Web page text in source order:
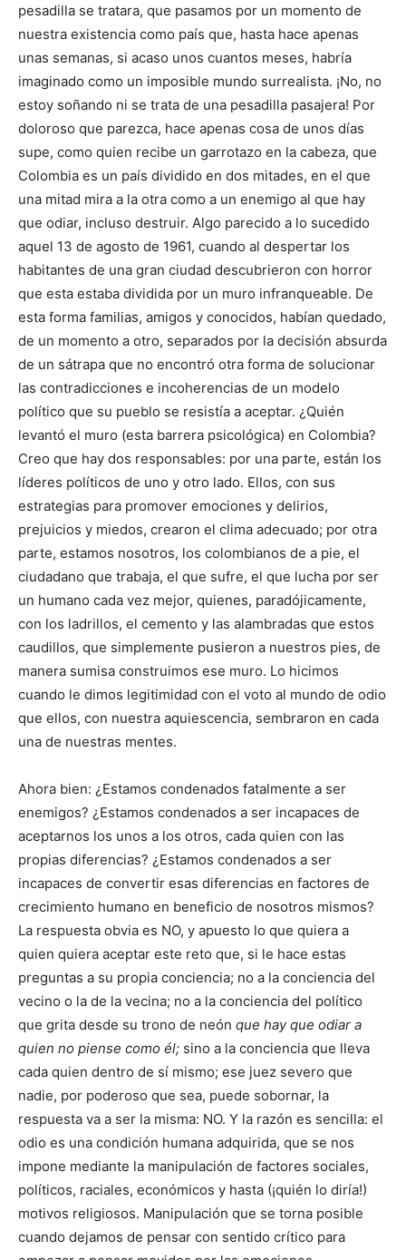
pesadilla se tratara, que pasamos por un momento de
nuestra existencia como país que, hasta hace apenas
unas semanas, si acaso unos cuantos meses, habría
imaginado como un imposible mundo surrealista. ¡No, no
estoy soñando ni se trata de una pesadilla pasajera! Por
doloroso que parezca, hace apenas cosa de unos días
supe, como quien recibe un garrotazo en la cabeza, que
Colombia es un país dividido en dos mitades, en el que
una mitad mira a la otra como a un enemigo al que hay
que odiar, incluso destruir. Algo parecido a lo sucedido
aquel 13 de agosto de 1961, cuando al despertar los
habitantes de una gran ciudad descubrieron con horror
que esta estaba dividida por un muro infranqueable. De
esta forma familias, amigos y conocidos, habían quedado,
de un momento a otro, separados por la decisión absurda
de un sátrapa que no encontró otra forma de solucionar
las contradicciones e incoherencias de un modelo
político que su pueblo se resistía a aceptar. ¿Quién
levantó el muro (esta barrera psicológica) en Colombia?
Creo que hay dos responsables: por una parte, están los
líderes políticos de uno y otro lado. Ellos, con sus
estrategias para promover emociones y delirios,
prejuicios y miedos, crearon el clima adecuado; por otra
parte, estamos nosotros, los colombianos de a pie, el
ciudadano que trabaja, el que sufre, el que lucha por ser
un humano cada vez mejor, quienes, paradójicamente,
con los ladrillos, el cemento y las alambradas que estos
caudillos, que simplemente pusieron a nuestros pies, de
manera sumisa construimos ese muro. Lo hicimos
cuando le dimos legitimidad con el voto al mundo de odio
que ellos, con nuestra aquiescencia, sembraron en cada
una de nuestras mentes.
Ahora bien: ¿Estamos condenados fatalmente a ser
enemigos? ¿Estamos condenados a ser incapaces de
aceptarnos los unos a los otros, cada quien con las
propias diferencias? ¿Estamos condenados a ser
incapaces de convertir esas diferencias en factores de
crecimiento humano en beneficio de nosotros mismos?
La respuesta obvia es NO, y apuesto lo que quiera a
quien quiera aceptar este reto que, si le hace estas
preguntas a su propia conciencia; no a la conciencia del
vecino o la de la vecina; no a la conciencia del político
que grita desde su trono de neón que hay que odiar a
quien no piense como él; sino a la conciencia que lleva
cada quien dentro de sí mismo; ese juez severo que
nadie, por poderoso que sea, puede sobornar, la
respuesta va a ser la misma: NO. Y la razón es sencilla: el
odio es una condición humana adquirida, que se nos
impone mediante la manipulación de factores sociales,
políticos, raciales, económicos y hasta (¡quién lo diría!)
motivos religiosos. Manipulación que se torna posible
cuando dejamos de pensar con sentido crítico para